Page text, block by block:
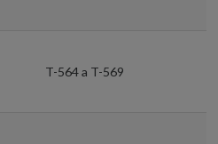
T-564 a T-569